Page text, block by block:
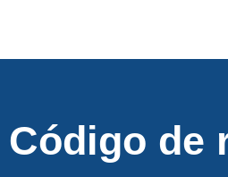
Código de